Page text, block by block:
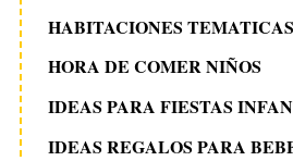
HABITACIONES TEMATICAS
HORA DE COMER NIÑOS
IDEAS PARA FIESTAS
IDEAS REGALOS PARA